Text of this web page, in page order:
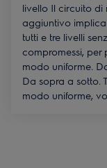
livello Il circuito di
aggiuntivo
tutti e tre livelli
compromessi, per
modo uniforme.
Da sopra a sotto.
modo uniforme,